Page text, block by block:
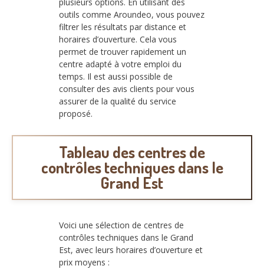
outils comme Aroundeo, vous pouvez
filtrer les résultats par distance et
horaires d’ouverture. Cela vous
permet de trouver rapidement un
centre adapté à votre emploi du
temps. Il est aussi possible de
consulter des avis clients pour vous
assurer de la qualité du service
proposé.
Tableau des centres de
contrôles techniques dans le
Grand Est
Voici une sélection de centres de
contrôles techniques dans le Grand
Est, avec leurs horaires d’ouverture et
prix moyens :